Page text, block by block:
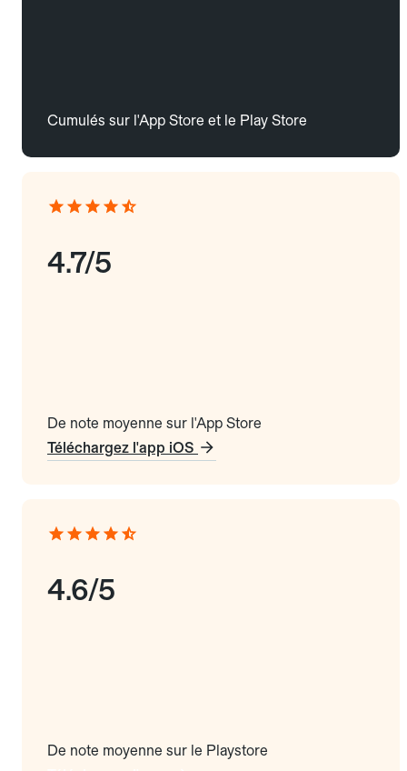
Cumulés sur l'App Store et le Play Store
4.7/5
De note moyenne sur l'App Store
Téléchargez l'app iOS
4.6/5
De note moyenne sur le Playstore